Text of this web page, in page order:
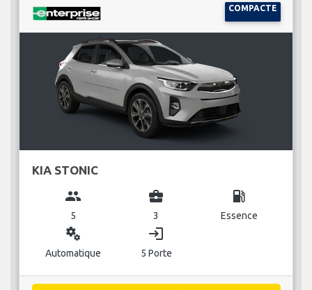
COMPACTE
KIA STONIC
group
5
business_center
3
local_gas_station
Essence
miscellaneous_services
Automatique
login
5 Porte